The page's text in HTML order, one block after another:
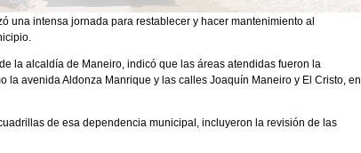
una intensa jornada para restablecer y hacer mantenimiento al
la alcaldía de Maneiro, indicó que las áreas atendidas fueron la
la avenida Aldonza Manrique y las calles Joaquín Maneiro y El Cristo, en
de esa dependencia municipal, incluyeron la revisión de las